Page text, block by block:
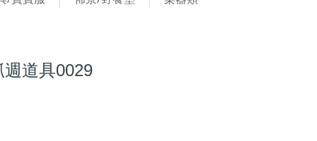
道具0029